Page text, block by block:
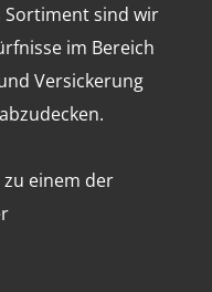
sind wir
im Bereich
Versickerung
einem der